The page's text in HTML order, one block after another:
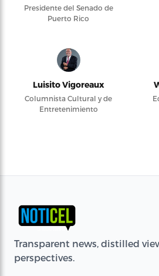
Presidente del Senado de
Puerto Rico
Luisito Vigoreaux
Columnista Cultural y de
Entretenimiento
Transparent news, distilled
perspectives.